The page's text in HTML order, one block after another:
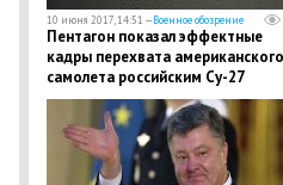
10 июня 2017, 14:51 —Военное обозрение
Пентагон показал эффектные
кадры перехвата американского
самолета российским Су-27